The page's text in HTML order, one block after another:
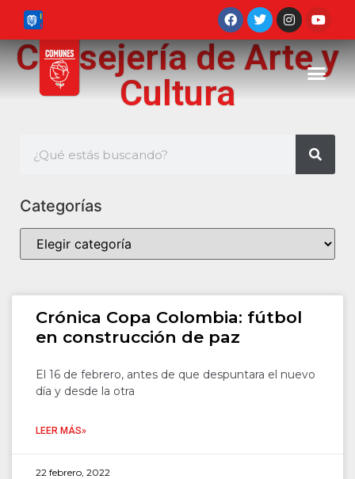
Consejería de Arte y
Cultura
Categorías
Crónica Copa Colombia: fútbol
en construcción de paz
El 16 de febrero, antes de que despuntara el nuevo
día y desde la otra
LEER MÁS»
22 febrero, 2022